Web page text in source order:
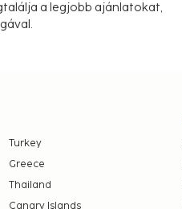
property. Fees may
per stay)
a legjobb ajánlatokat,
Turkey
Greece
Thailand
Canary Islands